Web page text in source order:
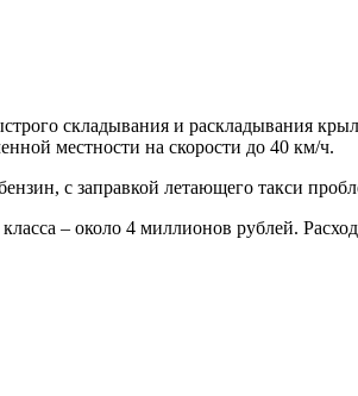
складывания и раскладывания
местности на скорости до 40 км/ч.
с заправкой летающего такси
– около 4 миллионов рублей.